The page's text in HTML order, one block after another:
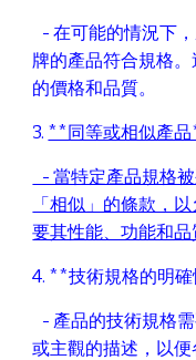
- 在可能的情況下
牌的產品符合規格
的價格和品質。
3. **同等或相似產品
- 當特定產品規格
「相似」的條款，
要其性能、功能和品
4. **技術規格的明確
- 產品的技術規格
或主觀的描述，以